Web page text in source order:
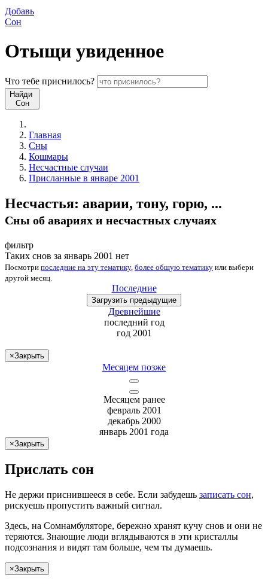
Добавь
Сон
Отыщи увиденное
Что тебе приснилось?
Найди
Сон
Главная
Сны
Кошмары
Несчастные случаи
Присланные в январе 2001
Несчастья: аварии, тону, горю, ...
Сны об авариях и несчастных случаях
фильтр
Таких снов за январь 2001 нет
Посмотри последние на эту тематику, более общую тематику или выбери
другой месяц
Последние
Загрузить предыдущие
Древнейшие
последний год
год 2001
×Закрыть
Месяцем позже
Месяцем ранее
февраль 2001
декабрь 2000
январь 2001 года
×Закрыть
Прислать сон
Не держи приснившееся в себе. Если забудешь записать сон,
рискуешь пропустить важный сигнал.
Здесь, на Сомнамбуляторе, бережно хранят кучу снов и они не
теряются. Знающие люди вглядываются в эти кристаллы
подсознания и видят там больше, чем ты думаешь.
×Закрыть